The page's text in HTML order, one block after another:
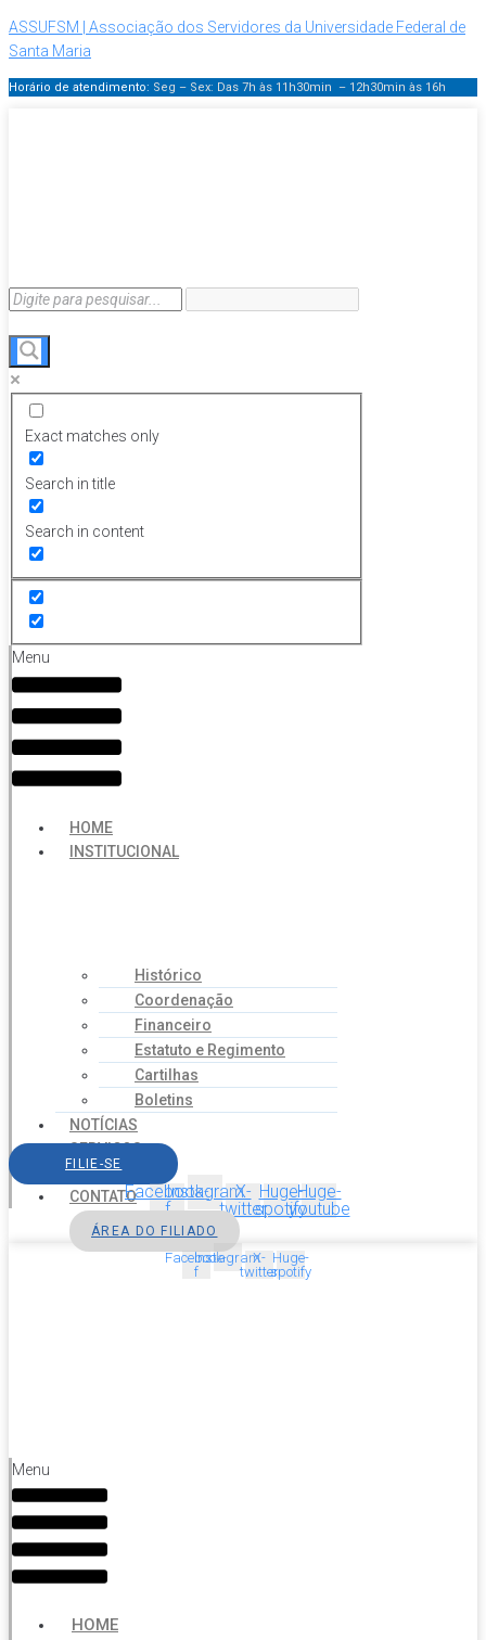
ASSUFSM | Associação dos Servidores da Universidade Federal de
Santa Maria
Horário de atendimento: Seg – Sex: Das 7h às 11h30min – 12h30min às 16h
Exact matches only
Search in title
Search in content
Menu
HOME
INSTITUCIONAL
Histórico
Coordenação
Financeiro
Estatuto e Regimento
Cartilhas
Boletins
NOTÍCIAS
SERVIÇOS
AGENDA
CONTATO
FILIE-SE
Facebook-
f
InstagramX-
twitter
Huge-
spotify
Huge-
youtube
ÁREA DO FILIADO
Facebook-
f
InstagramX-
twitter
Huge-
spotify
Menu
HOME